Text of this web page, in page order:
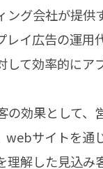
ング会社が提供
レイ広告の運用
して効率的にア
の効果として、
webサイトを通
理解した見込み